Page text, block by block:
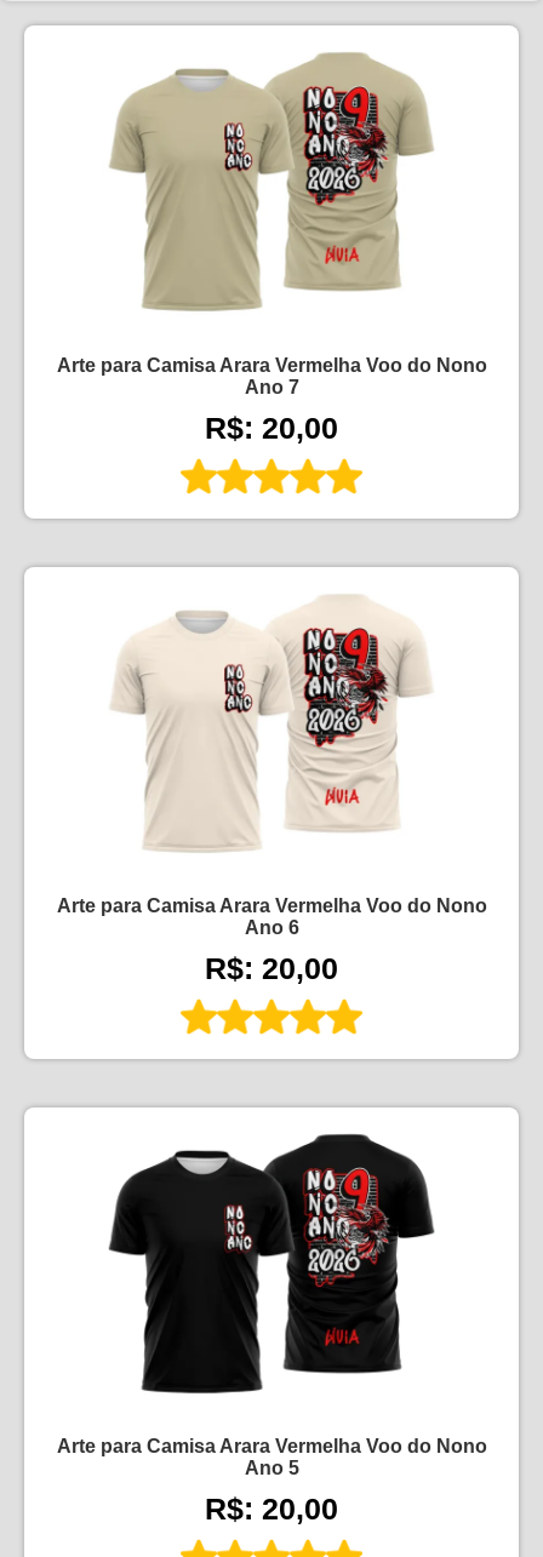
Arte para Camisa Arara Vermelha Voo do Nono
Ano 7
R$: 20,00
Arte para Camisa Arara Vermelha Voo do Nono
Ano 6
R$: 20,00
Arte para Camisa Arara Vermelha Voo do Nono
Ano 5
R$: 20,00